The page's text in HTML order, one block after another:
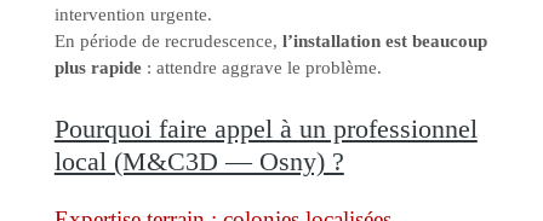
intervention urgente.
En période de recrudescence, l’installation est beaucoup
plus rapide: attendre aggrave le problème.
Pourquoi faire appel à un professionnel
local (M&C3D — Osny) ?